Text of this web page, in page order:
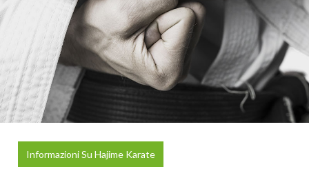
Informazioni Su Hajime Karate